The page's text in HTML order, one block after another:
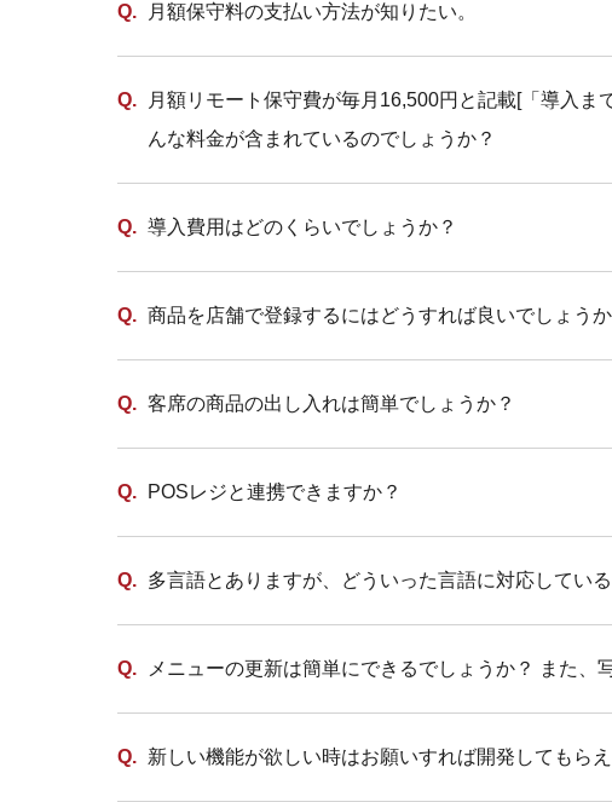
月額保守料の支払い方法が知りたい。
月額リモート保守費が毎月16,500円と記載[「導入
んな料金が含まれているのでしょうか？
導入費用はどのくらいでしょうか？
商品を店舗で登録するにはどうすれば良いでしょうか
客席の商品の出し入れは簡単でしょうか？
POSレジと連携できますか？
多言語とありますが、どういった言語に対応してい
メニューの更新は簡単にできるでしょうか？ また、
新しい機能が欲しい時はお願いすれば開発してもら